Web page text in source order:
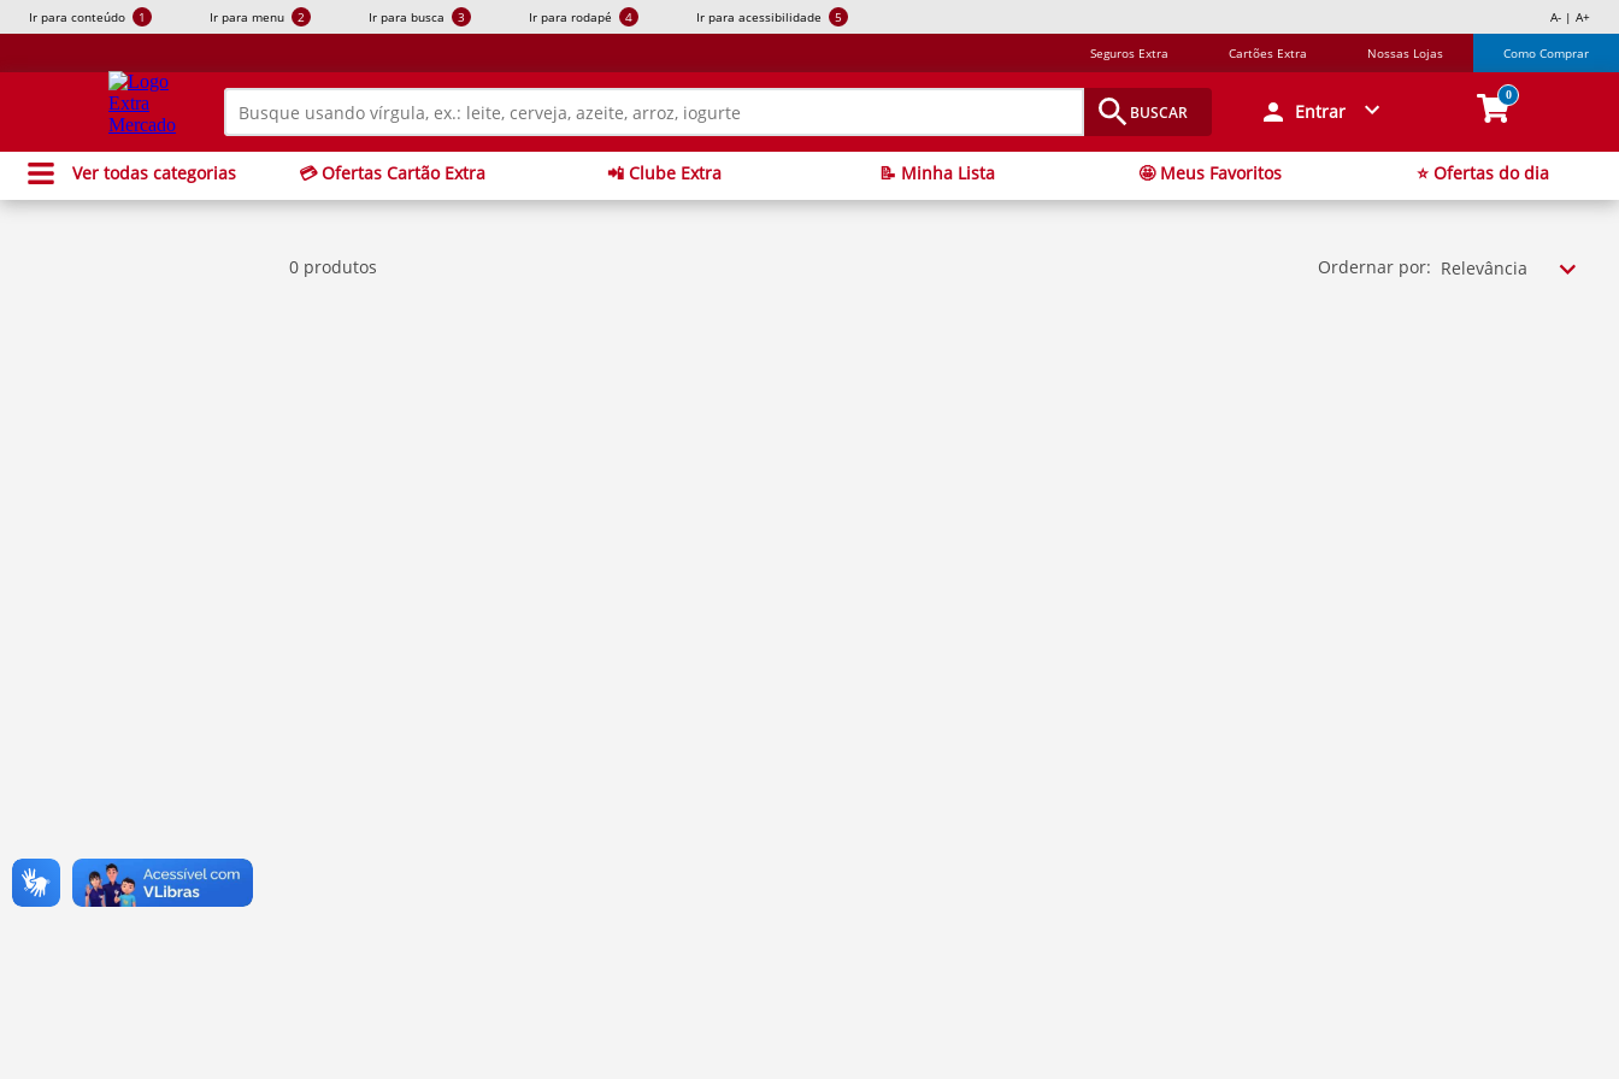
Ir para conteúdo 1 Ir para menu 2 Ir para busca 3 Ir para rodapé 4 Ir para acessibilidade 5 A- | A+
Seguros Extra Cartões Extra Nossas Lojas Como Comprar
BUSCAR Entrar
0
Ver todas categorias 💳 Ofertas Cartão Extra 📲 Clube Extra 📝 Minha Lista 🤩 Meus Favoritos ⭐ Ofertas do dia
0 produtos Ordernar por: Relevância